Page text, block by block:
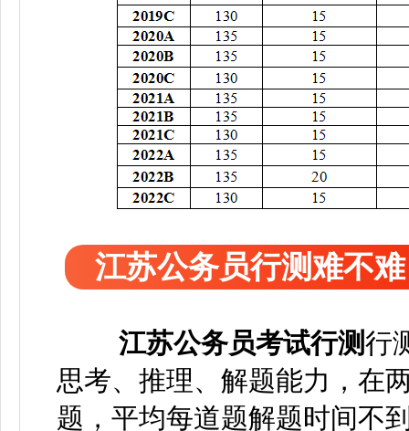
江苏公务员行测难不
江苏公务员考试行测行
思考、推理、解题能力，在
题，平均每道题解题时间不